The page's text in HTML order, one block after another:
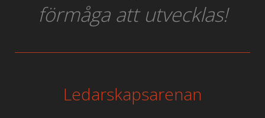
förmåga att utvecklas!
Ledarskapsarenan